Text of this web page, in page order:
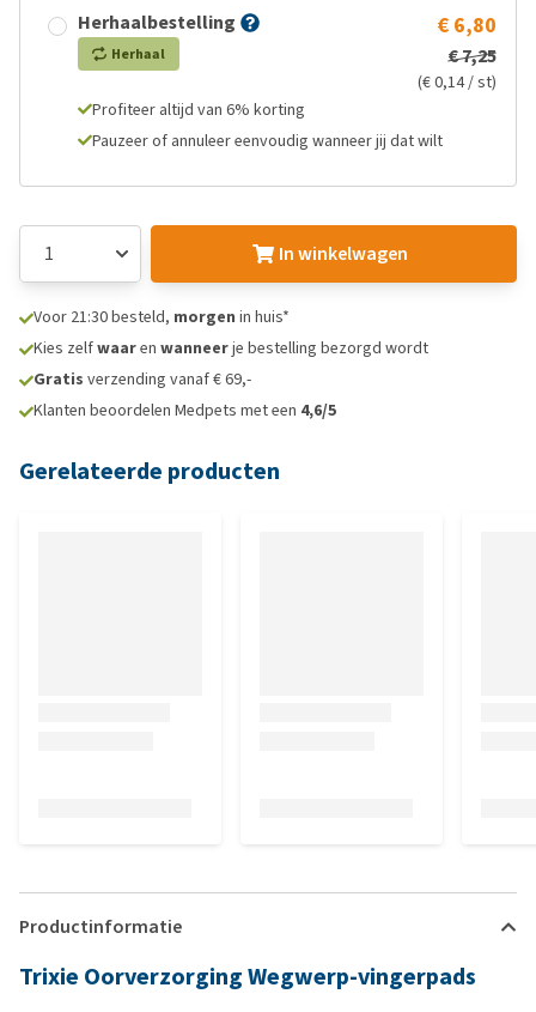
Herhaalbestelling
Herhaal
€ 6,80
€ 7,25
(€ 0,14 / st)
Profiteer altijd van 6% korting
Pauzeer of annuleer eenvoudig wanneer jij dat wilt
In winkelwagen
Voor 21:30 besteld, morgen in huis*
Kies zelfwaaren wanneerje bestelling bezorgd wordt
Gratis verzending vanaf € 69,-
Klanten beoordelen Medpets met een 4,6/5
Gerelateerde producten
Productinformatie
Trixie Oorverzorging Wegwerp-vingerpads